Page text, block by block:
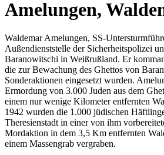
Amelungen,
Waldemar Amelungen, SS-
Außendienststelle der Sicherheitspolizei
Baranowitschi in Weißrußland. Er
die zur Bewachung des Ghettos von
Sonderaktionen eingesetzt wurden.
Ermordung von 3.000 Juden aus dem
einem nur wenige Kilometer entfernten
1942 wurden die 1.000 jüdischen
Theresienstadt in einer von ihm
Mordaktion in dem 3,5 Km entfernten
einem Massengrab vergraben.